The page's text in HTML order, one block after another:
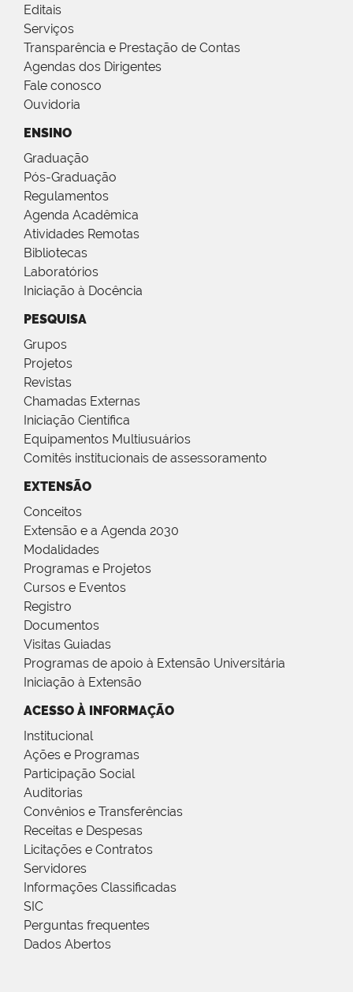
Editais
Serviços
Transparência e Prestação de Contas
Agendas dos Dirigentes
Fale conosco
Ouvidoria
ENSINO
Graduação
Pós-Graduação
Regulamentos
Agenda Acadêmica
Atividades Remotas
Bibliotecas
Laboratórios
Iniciação à Docência
PESQUISA
Grupos
Projetos
Revistas
Chamadas Externas
Iniciação Científica
Equipamentos Multiusuários
Comitês institucionais de assessoramento
EXTENSÃO
Conceitos
Extensão e a Agenda 2030
Modalidades
Programas e Projetos
Cursos e Eventos
Registro
Documentos
Visitas Guiadas
Programas de apoio à Extensão Universitária
Iniciação à Extensão
ACESSO À INFORMAÇÃO
Institucional
Ações e Programas
Participação Social
Auditorias
Convênios e Transferências
Receitas e Despesas
Licitações e Contratos
Servidores
Informações Classificadas
SIC
Perguntas frequentes
Dados Abertos